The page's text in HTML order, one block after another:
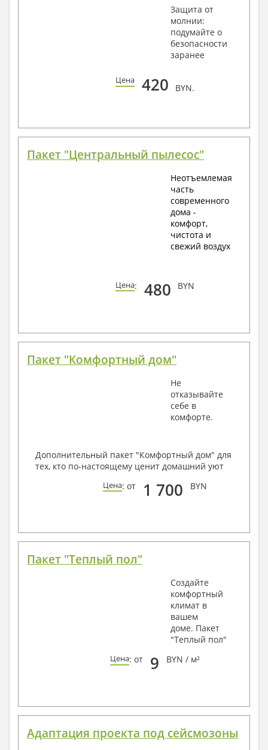
Защита от
молнии:
подумайте о
безопасности
заранее
Цена 420 BYN.
Пакет "Центральный пылесос"
Неотъемлемая
часть
современного
дома -
комфорт,
чистота и
свежий воздух
Цена: 480 BYN
Пакет "Комфортный дом"
Не
отказывайте
себе в
комфорте.
Дополнительный пакет "Комфортный дом" для
тех, кто по-настоящему ценит домашний уют
Цена: от 1 700 BYN
Пакет "Теплый пол"
Создайте
комфортный
климат в
вашем
доме. Пакет
"Теплый пол"
Цена: от 9 BYN / м²
Адаптация проекта под сейсмозоны